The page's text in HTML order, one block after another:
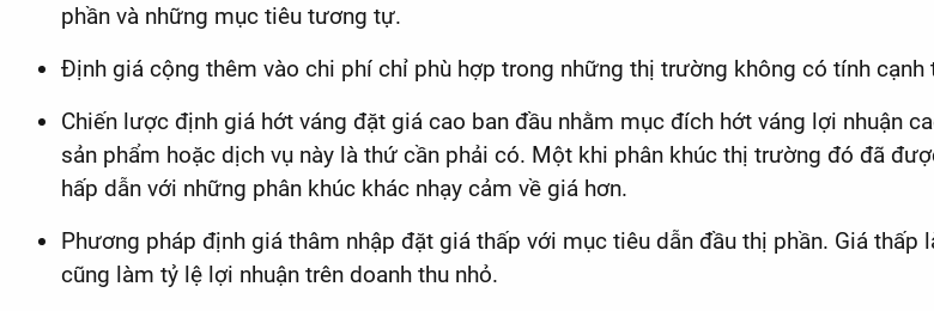
phần và những mục tiêu tương tự.
Định giá cộng thêm vào chi phí chỉ phù hợp trong những thị trường không có tính cạnh
Chiến lược định giá hớt váng đặt giá cao ban đầu nhằm mục đích hớt váng lợi nhuận
sản phẩm hoặc dịch vụ này là thứ cần phải có. Một khi phân khúc thị trường đó đã
hấp dẫn với những phân khúc khác nhạy cảm về giá hơn.
Phương pháp định giá thâm nhập đặt giá thấp với mục tiêu dẫn đầu thị phần. Giá
cũng làm tỷ lệ lợi nhuận trên doanh thu nhỏ.